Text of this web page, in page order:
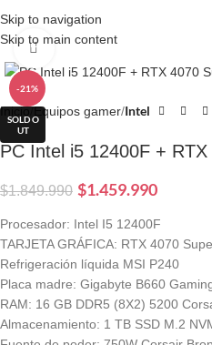
Skip to navigation
Skip to main content
Menu
-21%
SOLD O
UT
Click to enlarge
Inicio Equipos gamer Intel
PC Intel i5 12400F +
$1.849.990 $1.459.990
Procesador: Intel I5 12400F
TARJETA GRÁFICA: RTX 4070
Refrigeración líquida MSI P240
Placa madre: Gigabyte B660
RAM: 16 GB DDR5 (8X2) 5200
Almacenamiento: 1 TB SSD M.2